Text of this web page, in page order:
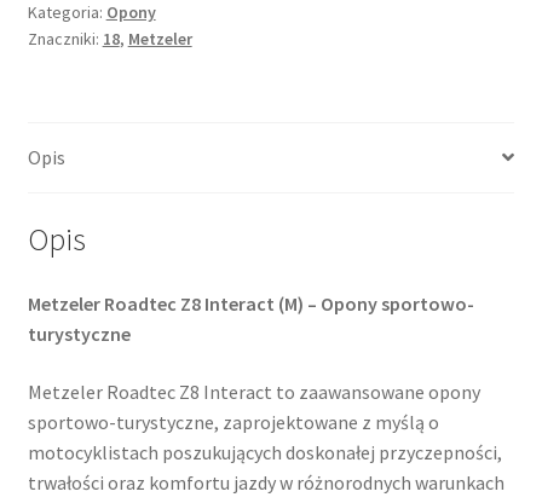
160/60
ZR
(tył)
Kategoria: Opony
Znaczniki: 18, Metzeler
Opis
Opis
Metzeler Roadtec Z8 Interact (M) – Opony sportowo-
turystyczne
Metzeler Roadtec Z8 Interact to zaawansowane opony
sportowo-turystyczne, zaprojektowane z myślą o
motocyklistach poszukujących doskonałej przyczepności,
trwałości oraz komfortu jazdy w różnorodnych warunkach